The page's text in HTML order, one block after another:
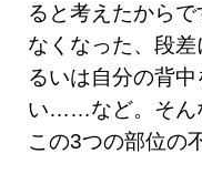
ると考えたから
なくなった、段
るいは自分の背
い……など。そん
この3つの部位の